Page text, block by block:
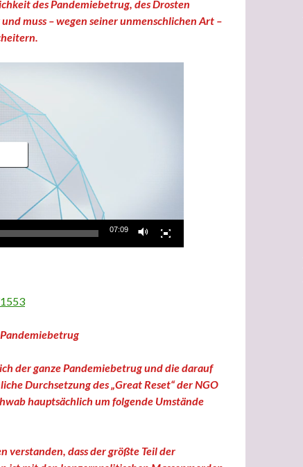
des Pandemiebetrug, des Drosten
muss – wegen seiner unmenschlichen Art –
07:09
der ganze Pandemiebetrug und die darauf
Durchsetzung des „Great Reset“ der NGO
hauptsächlich um folgende Umstände
verstanden, dass der größte Teil der